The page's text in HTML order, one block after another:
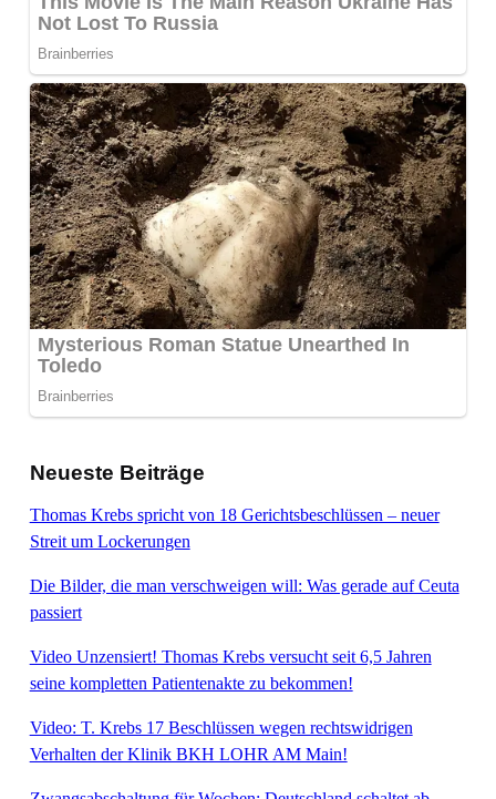
Neueste Beiträge
Thomas Krebs spricht von 18 Gerichtsbeschlüssen – neuer
Streit um Lockerungen
Die Bilder, die man verschweigen will: Was gerade auf Ceuta
passiert
Video Unzensiert! Thomas Krebs versucht seit 6,5 Jahren
seine kompletten Patientenakte zu bekommen!
Video: T. Krebs 17 Beschlüssen wegen rechtswidrigen
Verhalten der Klinik BKH LOHR AM Main!